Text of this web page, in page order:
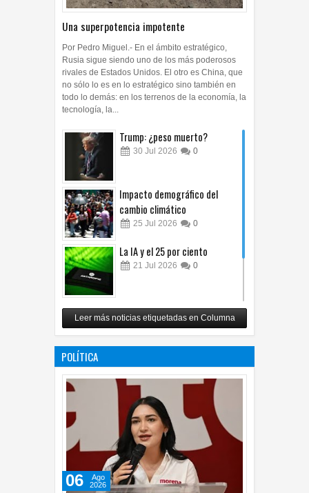
Una superpotencia impotente
Por Pedro Miguel.- En el ámbito estratégico,
Rusia sigue siendo uno de los más poderosos
rivales de Estados Unidos. El otro es China, que
no sólo lo es en lo estratégico sino también en
todo lo demás: en los terrenos de la economía, la
tecnología, la...
Trump: ¿peso muerto?
30 Jul 2026 0
Impacto demográfico del
cambio climático
25 Jul 2026 0
La IA y el 25 por ciento
21 Jul 2026 0
Carlos Monsiváis
Jul
Leer más noticias etiquetadas en Columna
POLÍTICA
06
Ago
2026